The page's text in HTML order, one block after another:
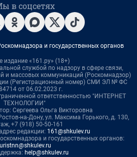
в соцсетях
и государственных органов
издание «161.ру» (18+)
службой по надзору в сфере связи,
и массовых коммуникаций (Роскомнадзор)
(Регистрационный номер) СМИ ЭЛ № ФС
от 06.02.2023 г.
ответственностью "ИНТЕРНЕТ
ТЕХНОЛОГИИ"
Сергеева Ольга Викторовна
на-Дону, ул. Максима Горького, д. 130,
+7 (918) 50-50-161
редакции: 161@shkulev.ru
и государственных органов:
help@shkulev.ru